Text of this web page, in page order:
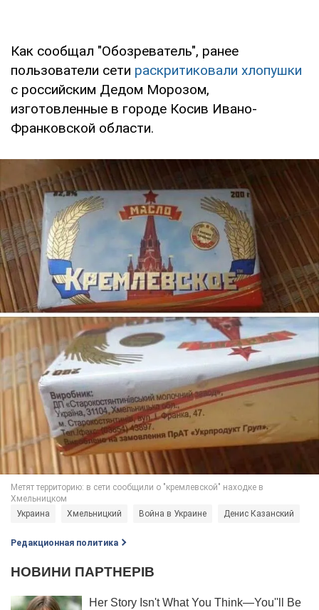
Как сообщал "Обозреватель", ранее
пользователи сети раскритиковали хлопушки
с российским Дедом Морозом,
изготовленные в городе Косив Ивано-
Франковской области.
Украина Хмельницкий Война в Украине Денис Казанский
Редакционная политика